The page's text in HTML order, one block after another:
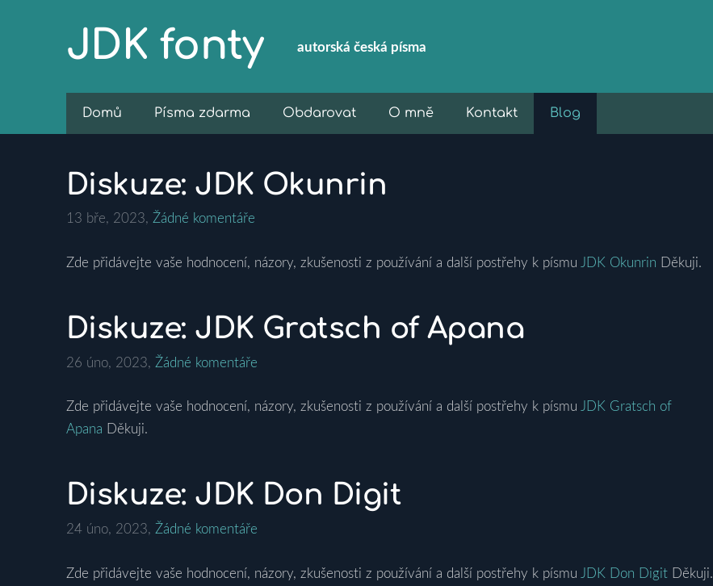
JDK fonty autorskáčeská písma
Domů Písma zdarma Obdarovat O mně Kontakt Blog
Diskuze: JDK Okunrin
13 bře, 2023, Žádné komentáře
Zde přidávejte vaše hodnocení, názory, zkušenosti z používání a další postřehy k písmu JDK Okunrin Děkuji.
Diskuze: JDK Gratsch of Apana
26 úno, 2023, Žádné komentáře
Zde přidávejte vaše hodnocení, názory, zkušenosti z používání a další postřehy k písmu JDK Gratsch of
Apana Děkuji.
Diskuze: JDK Don Digit
24 úno, 2023, Žádné komentáře
Zde přidávejte vaše hodnocení, názory, zkušenosti z používání a další postřehy k písmu JDK Don Digit Děkuji.